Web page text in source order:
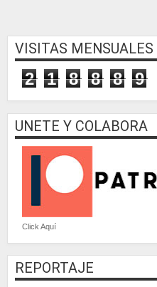
VISITAS MENSUALES
2 1 8 8 8 9
UNETE Y COLABORA
Click Aquí
REPORTAJE